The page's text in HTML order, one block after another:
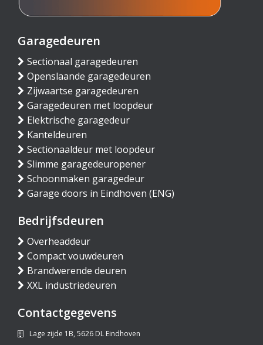
Garagedeuren
Sectionaal garagedeuren
Openslaande garagedeuren
Zijwaartse garagedeuren
Garagedeuren met loopdeur
Elektrische garagedeur
Kanteldeuren
Sectionaaldeur met loopdeur
Slimme garagedeuropener
Schoonmaken garagedeur
Garage doors in Eindhoven (ENG)
Bedrijfsdeuren
Overheaddeur
Compact vouwdeuren
Brandwerende deuren
XXL industriedeuren
Contactgegevens
Lage zijde 1B, 5626 DL Eindhoven